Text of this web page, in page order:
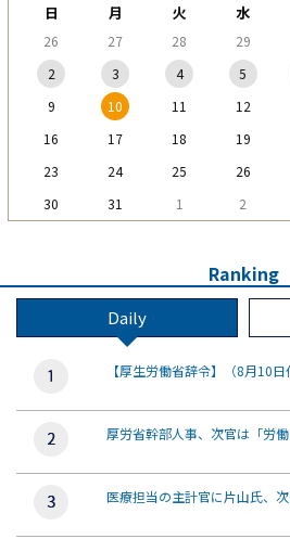
日 月 火 水
26 27 28 29
2
3 4 5
9
10 11 12
16
17 18 19
23
24 25 26
30
31 1 2
Ranking
Daily
【厚生労働省辞令】（8月10日
厚労省幹部人事、次官は「労
医療担当の主計官に片山氏